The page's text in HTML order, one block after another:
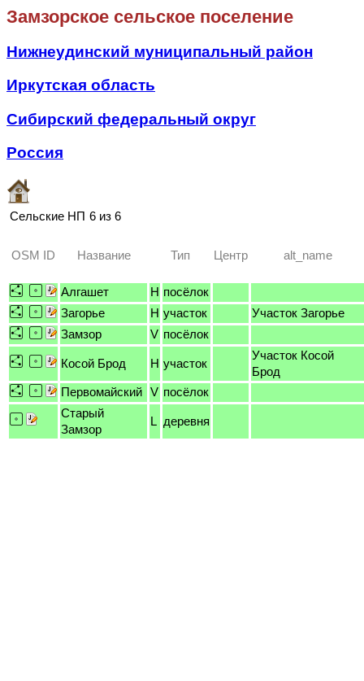
Замзорское сельское поселение
Нижнеудинский муниципальный район
Иркутская область
Сибирский федеральный округ
Россия
Сельские НП 6 из 6
OSM ID Название Тип Центр alt_name
Алгашет H посёлок
Загорье
H участок
Участок Загорье
Замзор
V посёлок
Косой Брод H участок
Участок Косой
Брод
Первомайский V посёлок
Старый
Замзор
L деревня